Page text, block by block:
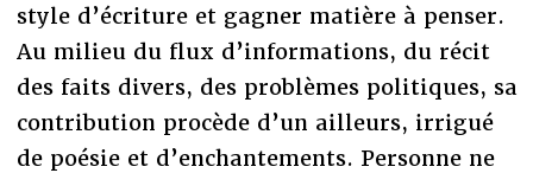
style d’écriture et gagner matière à penser.
Au milieu du flux d’informations, du récit
des faits divers, des problèmes politiques, sa
contribution procède d’un ailleurs, irrigué
de poésie et d’enchantements. Personne ne